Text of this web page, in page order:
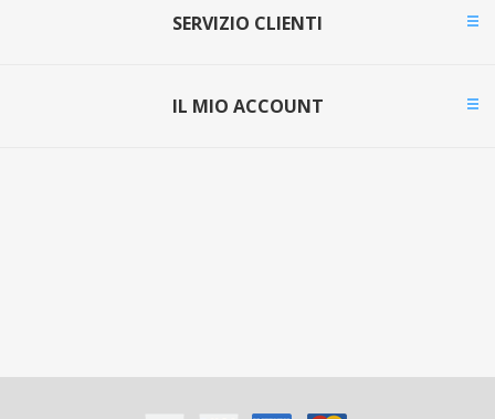
SERVIZIO CLIENTI
IL MIO ACCOUNT